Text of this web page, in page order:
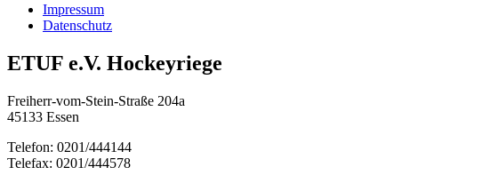
Impressum
Datenschutz
ETUF e.V. Hockeyriege
Freiherr-vom-Stein-Straße 204a
45133 Essen
Telefon: 0201/444144
Telefax: 0201/444578